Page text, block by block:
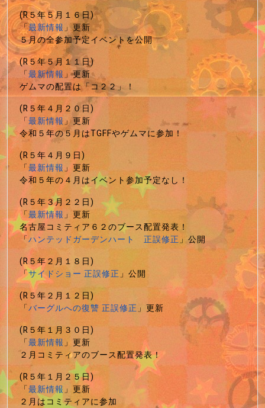
(R５年５月１６日)
「最新情報」更新
５月の全参加予定イベントを公開
(R５年５月１１日)
「最新情報」更新
ゲムマの配置は「コ２２」！
(R５年４月２０日)
「最新情報」更新
令和５年の５月はTGFFやゲムマに参加！
(R５年４月９日)
「最新情報」更新
令和５年の４月はイベント参加予定なし！
(R５年３月２２日)
「最新情報」更新
名古屋コミティア６２のブース配置発表！
「ハンテッドガーデンハート 正誤修正」公開
(R５年２月１８日)
「サイドショー 正誤修正」公開
(R５年２月１２日)
「バーグルへの復讐 正誤修正」更新
(R５年１月３０日)
「最新情報」更新
２月コミティアのブース配置発表！
(R５年１月２５日)
「最新情報」更新
２月はコミティアに参加